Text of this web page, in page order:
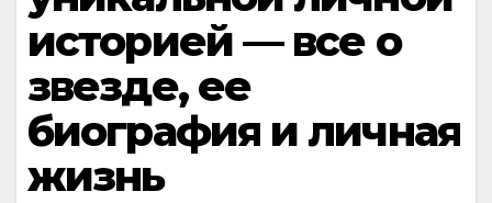
историей — все о
звезде, ее
биография и личная
жизнь